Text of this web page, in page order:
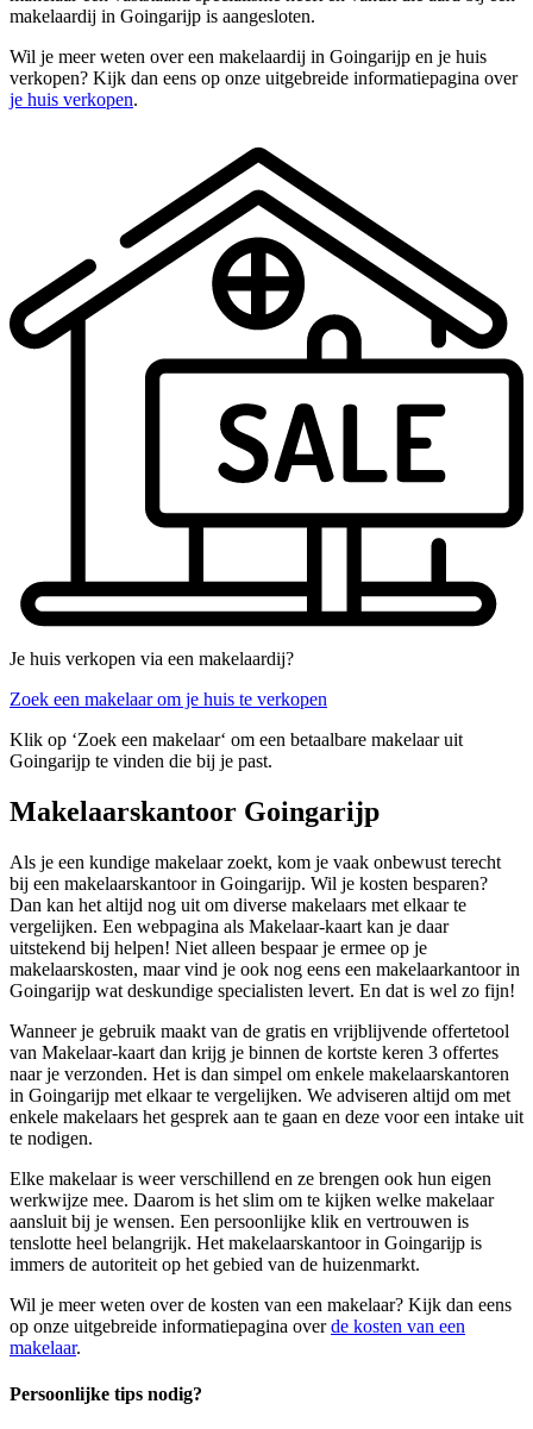
makelaardij in Goingarijp is aangesloten.
Wil je meer weten over een makelaardij in Goingarijp en je huis
verkopen? Kijk dan eens op onze uitgebreide informatiepagina over
je huis verkopen.
Je huis verkopen via een makelaardij?
Zoek een makelaar om je huis te verkopen
Klik op ‘Zoek een makelaar‘ om een betaalbare makelaar uit
Goingarijp te vinden die bij je past.
Makelaarskantoor Goingarijp
Als je een kundige makelaar zoekt, kom je vaak onbewust terecht
bij een makelaarskantoor in Goingarijp. Wil je kosten besparen?
Dan kan het altijd nog uit om diverse makelaars met elkaar te
vergelijken. Een webpagina als Makelaar-kaart kan je daar
uitstekend bij helpen! Niet alleen bespaar je ermee op je
makelaarskosten, maar vind je ook nog eens een makelaarkantoor in
Goingarijp wat deskundige specialisten levert. En dat is wel zo fijn!
Wanneer je gebruik maakt van de gratis en vrijblijvende offertetool
van Makelaar-kaart dan krijg je binnen de kortste keren 3 offertes
naar je verzonden. Het is dan simpel om enkele makelaarskantoren
in Goingarijp met elkaar te vergelijken. We adviseren altijd om met
enkele makelaars het gesprek aan te gaan en deze voor een intake uit
te nodigen.
Elke makelaar is weer verschillend en ze brengen ook hun eigen
werkwijze mee. Daarom is het slim om te kijken welke makelaar
aansluit bij je wensen. Een persoonlijke klik en vertrouwen is
tenslotte heel belangrijk. Het makelaarskantoor in Goingarijp is
immers de autoriteit op het gebied van de huizenmarkt.
Wil je meer weten over de kosten van een makelaar? Kijk dan eens
op onze uitgebreide informatiepagina overde kosten van een
makelaar.
Persoonlijke tips nodig?